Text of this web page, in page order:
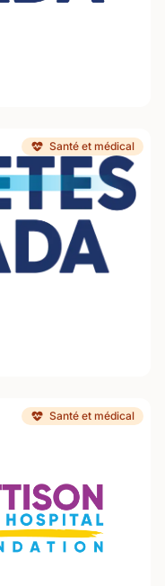
Santé et médical
Santé et médical